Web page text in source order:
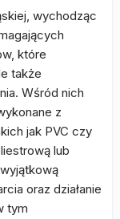
wychodząc
które
także
Wśród nich
z
jak PVC czy
lub
oraz działanie
tym